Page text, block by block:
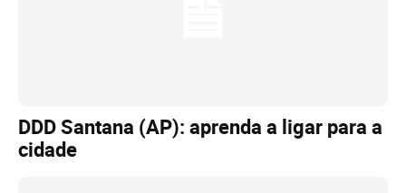
DDD Santana (AP): aprenda a ligar para a
cidade